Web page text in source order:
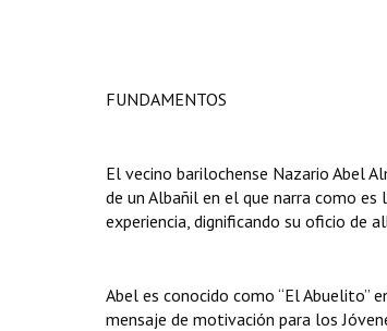
FUNDAMENTOS
El vecino barilochense Nazario Abel
de un Albañil en el que narra como
experiencia, dignificando su oficio de
Abel es conocido como “El Abuelito”
mensaje de motivación para los